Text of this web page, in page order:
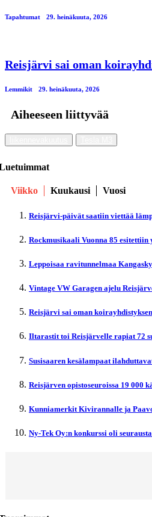
Tapahtumat 29. heinäkuuta, 2026
Reisjärvi sai oman
Lemmikit 29. heinäkuuta, 2026
Aiheeseen liittyvää
Viikko Kuukausi Vuosi
Reisjärvi-päivät saatiin viettää
Rockmusikaali Vuonna 85 esitettiin
Leppoisaa ravitunnelmaa
Vintage VW Garagen ajelu
Reisjärvi sai oman
Iltarastit toi Reisjärvelle rapiat 72
Susisaaren kesälampaat
Reisjärven opistoseuroissa 19 000
Kunniamerkit Kivirannalle ja
Ny-Tek Oy:n konkurssi oli